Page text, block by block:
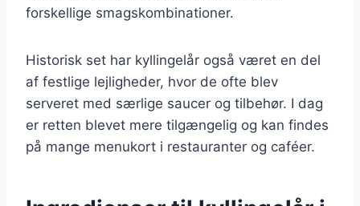
forskellige smagskombinationer.
Historisk set har kyllingelår også været en del
af festlige lejligheder, hvor de ofte blev
serveret med særlige saucer og tilbehør. I dag
er retten blevet mere tilgængelig og kan findes
på mange menukort i restauranter og caféer.